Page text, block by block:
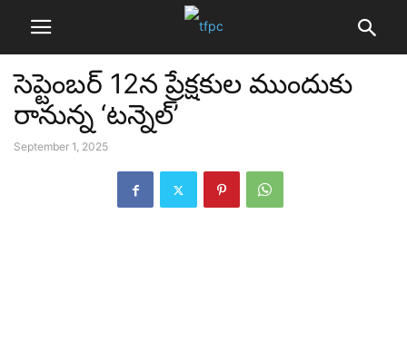
సెప్టెంబర్ 12న ప్రేక్షకుల ముందుకు
రానున్న ‘టన్నెల్’
September 1, 2025